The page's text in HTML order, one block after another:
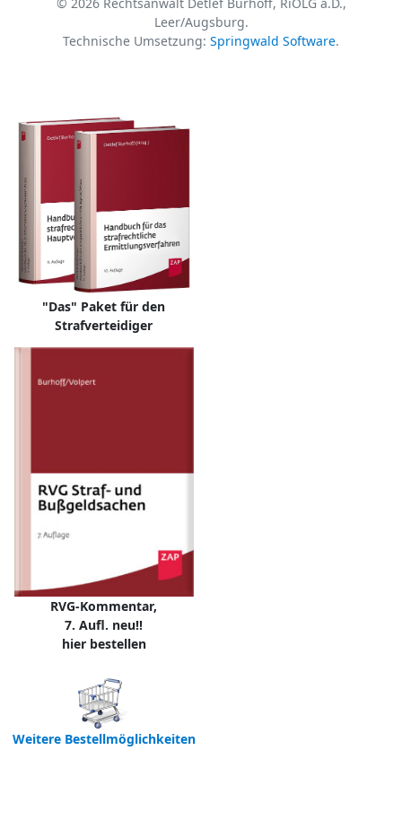
Leer/Augsburg.
Technische Umsetzung: Springwald Software.
"Das" Paket für den
Strafverteidiger
RVG-Kommentar,
7. Aufl. neu!!
hier bestellen
Weitere Bestellmöglichkeiten